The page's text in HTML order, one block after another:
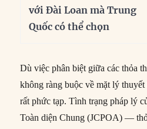
với Đài Loan mà Trung
Quốc có thể chọn
Dù việc phân biệt giữa các thỏa
không ràng buộc về mặt lý
rất phức tạp. Tình trạng pháp lý
Toàn diện Chung (JCPOA) —